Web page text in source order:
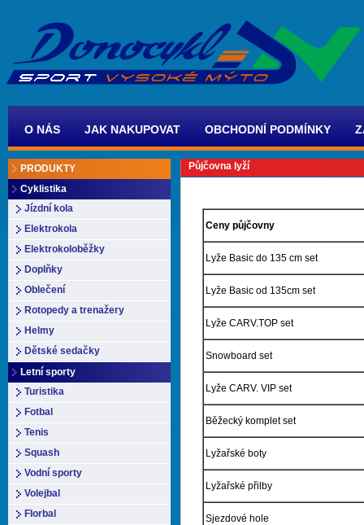
O NÁS JAK NAKUPOVAT OBCHODNÍ PODMÍNKY
PRODUKTY
Cyklistika
Jízdní kola
Elektrokola
Elektrokoloběžky
Doplňky
Oblečení
Rotopedy a trenažery
Helmy
Dětské sedačky
Letní sporty
Turistika
Fotbal
Tenis
Squash
Vodní sporty
Volejbal
Florbal
Půjčovna lyží
Ceny půjčovny
Lyže Basic do 135 cm set
Lyže Basic od 135cm set
Lyže CARV.TOP set
Snowboard set
Lyže CARV. VIP set
Běžecký komplet set
Lyžařské boty
Lyžařské přilby
Sjezdové hole